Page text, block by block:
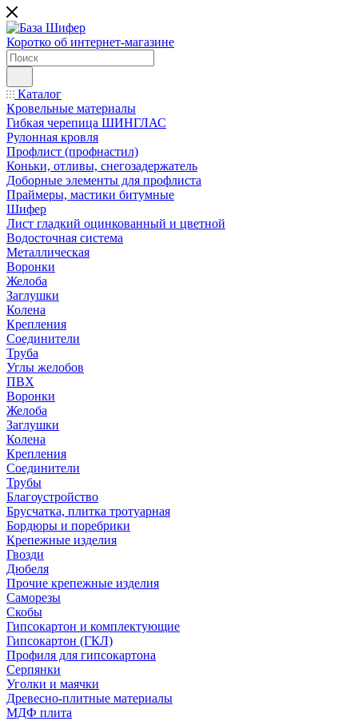
Коротко об интернет-магазине
Каталог
Кровельные материалы
Гибкая черепица ШИНГЛАС
Рулонная кровля
Профлист (профнастил)
Коньки, отливы, снегозадержатель
Доборные элементы для профлиста
Праймеры, мастики битумные
Шифер
Лист гладкий оцинкованный и цветной
Водосточная система
Металлическая
Воронки
Желоба
Заглушки
Колена
Крепления
Соединители
Труба
Углы желобов
ПВХ
Воронки
Желоба
Заглушки
Колена
Крепления
Соединители
Трубы
Благоустройство
Брусчатка, плитка тротуарная
Бордюры и поребрики
Крепежные изделия
Гвозди
Дюбеля
Прочие крепежные изделия
Саморезы
Скобы
Гипсокартон и комплектующие
Гипсокартон (ГКЛ)
Профиля для гипсокартона
Серпянки
Уголки и маячки
Древесно-плитные материалы
МДФ плита